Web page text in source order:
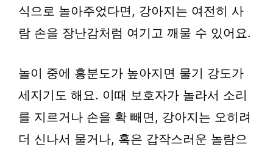
식으로 놀아주었다면, 강아지는 여전히 사
람 손을 장난감처럼 여기고 깨물 수 있어요.
놀이 중에 흥분도가 높아지면 물기 강도가
세지기도 해요. 이때 보호자가 놀라서 소리
를 지르거나 손을 확 빼면, 강아지는 오히려
더 신나서 물거나, 혹은 갑작스러운 놀람으